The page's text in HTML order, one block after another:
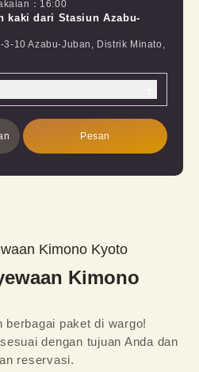
： 16:00
kaki dari Stasiun Azabu-
10 Azabu-Juban, Distrik Minato,
Pesan
Kimono Kyoto
Kimono
berbagai paket di wargo!
dengan tujuan Anda dan
reservasi.